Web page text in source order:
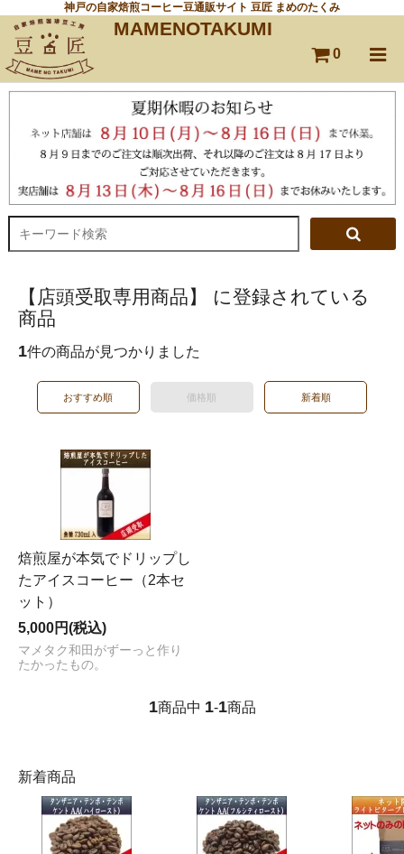
神戸の自家焙煎コーヒー豆通販サイト 豆匠 まめのたくみ
MAMENOTAKUMI
0
【店頭受取専用商品】 に登録されている
商品
1件の商品が見つかりました
おすすめ順 価格順 新着順
焙煎屋が本気でドリップし
たアイスコーヒー（2本セ
ット）
5,000円(税込)
マメタク和田がずーっと作り
たかったもの。
1商品中 1-1商品
新着商品